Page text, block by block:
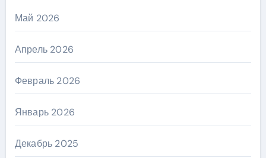
Май 2026
Апрель 2026
Февраль 2026
Январь 2026
Декабрь 2025